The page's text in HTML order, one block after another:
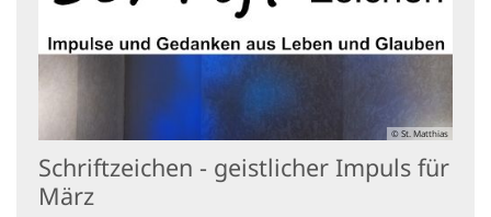
© St. Matthias
Schriftzeichen - geistlicher Impuls für
März